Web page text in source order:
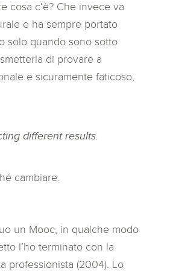
cosa c’è? Che invece va
e ha sempre portato
solo quando sono sotto
di provare a
e sicuramente faticoso,
different results.
cambiare.
un Mooc, in qualche modo
l’ho terminato con la
professionista (2004). Lo